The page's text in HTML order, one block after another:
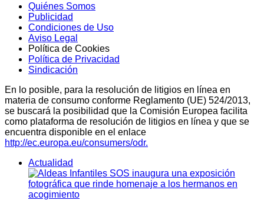
Quiénes Somos
Publicidad
Condiciones de Uso
Aviso Legal
Política de Cookies
Política de Privacidad
Sindicación
En lo posible, para la resolución de litigios en línea en
materia de consumo conforme Reglamento (UE) 524/2013,
se buscará la posibilidad que la Comisión Europea facilita
como plataforma de resolución de litigios en línea y que se
encuentra disponible en el enlace
http://ec.europa.eu/consumers/odr.
Actualidad